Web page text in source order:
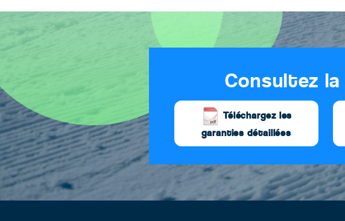
Consultez
Téléchargez les
garanties détaillées